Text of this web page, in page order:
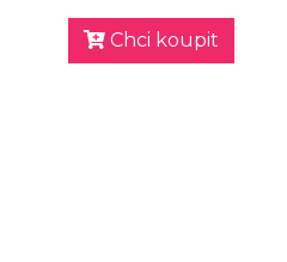
Chci koupit